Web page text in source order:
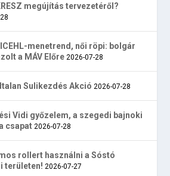
megújítás tervezetéről?
menetrend, női röpi: bolgár
a MÁV Előre 2026-07-28
Sulikezdés Akció 2026-07-28
Vidi győzelem, a szegedi bajnoki
csapat 2026-07-28
rollert használni a Sóstó
területen! 2026-07-27